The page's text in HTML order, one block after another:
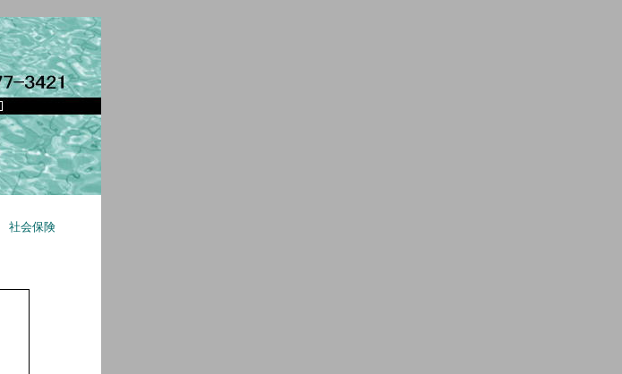
社会保険